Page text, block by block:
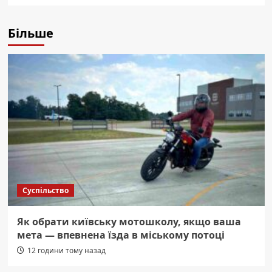
Більше
Суспільство
Як обрати київську мотошколу, якщо ваша
мета — впевнена їзда в міському потоці
12 години тому назад